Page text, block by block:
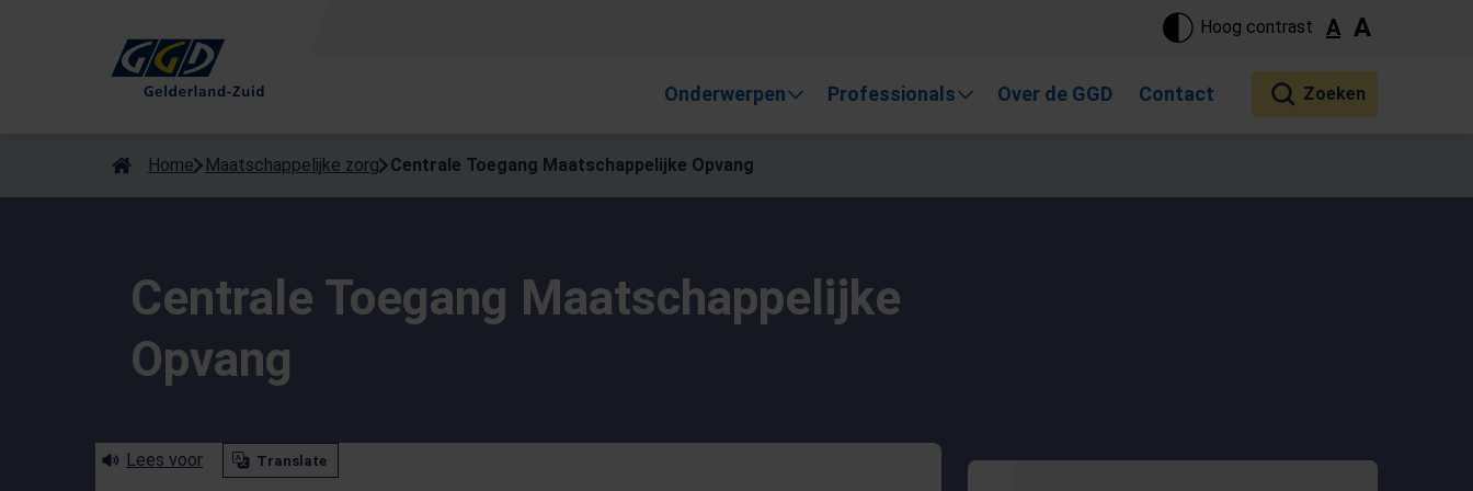
Hoog contrast A A
Onderwerpen Professionals Over de GGD Contact
Als de resultaten voor automatisch aanvullen beschikbaar zijn, gebruik de pijlen om omhoog en omlaag te gaan naar de gewenste pagina. Touch-apparaat gebruikers, bewegen door aanraking
Home Maatschappelijke zorg Centrale Toegang Maatschappelijke Opvang
Centrale Toegang Maatschappelijke
Opvang
Lees voor Translate